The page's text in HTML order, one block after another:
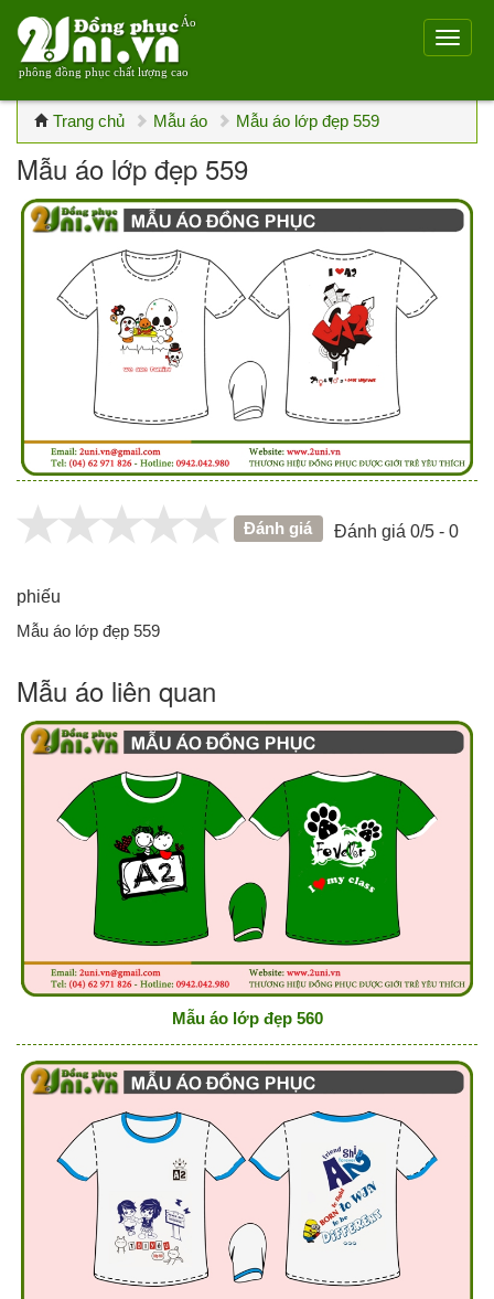
Áo
phông đồng phục chất lượng cao
Trang chủ Mẫu áo Mẫu áo lớp đẹp 559
Mẫu áo lớp đẹp 559
Đánh giá Đánh giá 0/5 - 0
phiếu
Mẫu áo lớp đẹp 559
Mẫu áo liên quan
Mẫu áo lớp đẹp 560